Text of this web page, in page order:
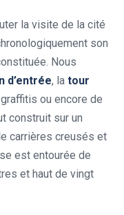
la visite de la cité
son
Nous
d’entrée, la tour
ou encore de
construit sur un
carrières creusés et
est entourée de
et haut de vingt